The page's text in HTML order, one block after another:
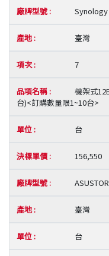
Synology
臺灣
7
機架式
台)<訂購數量限1~10台>
台
156,550
臺灣
台